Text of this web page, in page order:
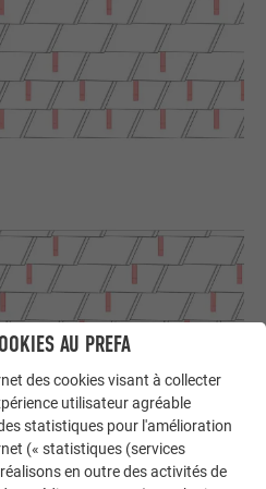
AU PREFA
des cookies visant à collecter
utilisateur agréable
statistiques pour l'amélioration
(« statistiques (services
en outre des activités de